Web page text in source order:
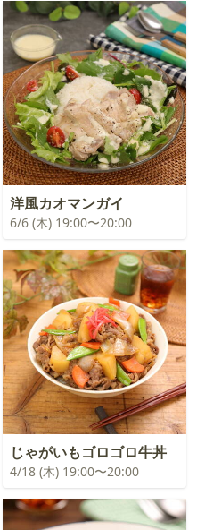
洋風カオマンガイ
6/6 (木) 19:00〜20:00
じゃがいもゴロゴロ牛丼
4/18 (木) 19:00〜20:00